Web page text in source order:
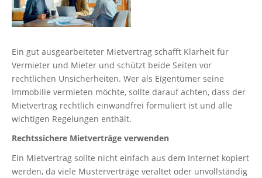
Ein gut ausgearbeiteter Mietvertrag schafft Klarheit für
Vermieter und Mieter und schützt beide Seiten vor
rechtlichen Unsicherheiten. Wer als Eigentümer seine
Immobilie vermieten möchte, sollte darauf achten, dass der
Mietvertrag rechtlich einwandfrei formuliert ist und alle
wichtigen Regelungen enthält.
Rechtssichere Mietverträge verwenden
Ein Mietvertrag sollte nicht einfach aus dem Internet kopiert
werden, da viele Musterverträge veraltet oder unvollständig